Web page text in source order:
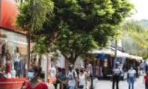
s